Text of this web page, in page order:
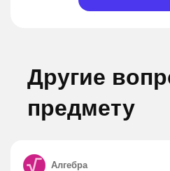
Другие
предмету
Алгебра